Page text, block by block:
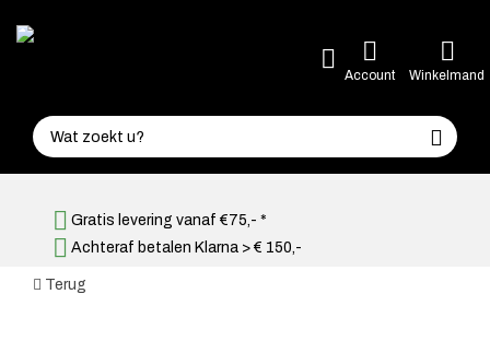
Account Winkelmand
Gratis levering vanaf €75,- *
Achteraf betalen Klarna > € 150,-
Terug